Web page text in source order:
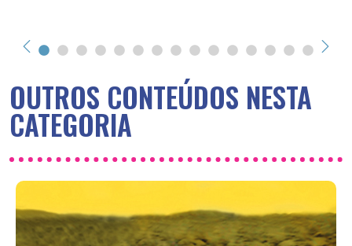
OUTROS CONTEÚDOS NESTA
CATEGORIA